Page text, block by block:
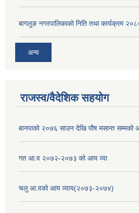
बागलुङ नगरपालिकाको निति तथा कार्यक्रम
अन्य
राजस्व/वैदेशिक सहयोग
बानपाको २०७६ साउन देखि पौष मसान्त सम्मको
गत आ.व २०७२-२०७३ को आय व्या
चलु आ.वको आय व्याय(२०७३-२०७४)